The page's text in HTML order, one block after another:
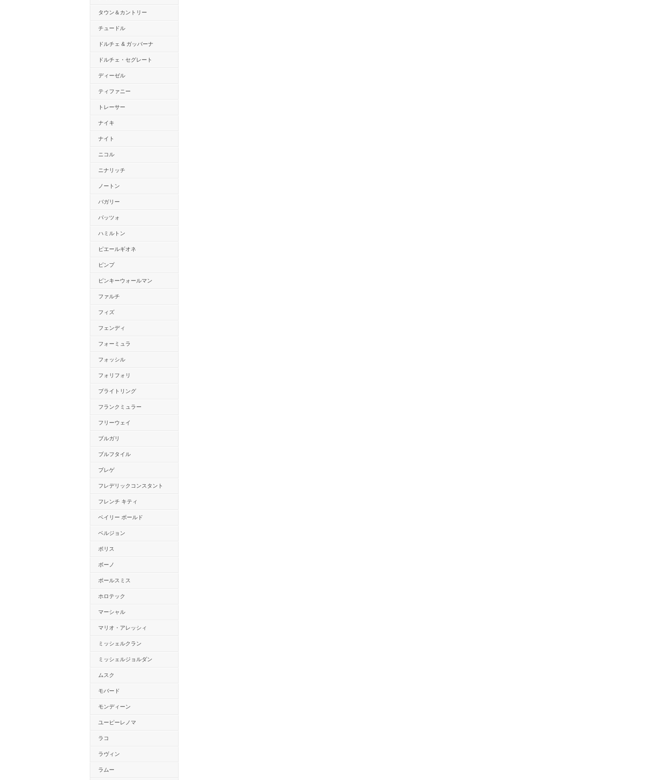
タウン＆カントリー
チュードル
ドルチェ & ガッバーナ
ドルチェ・セグレート
ディーゼル
ティファニー
トレーサー
ナイキ
ナイト
ニコル
ニナリッチ
ノートン
バガリー
パッツォ
ハミルトン
ピエールギオネ
ピンプ
ピンキーウォールマン
ファルチ
フィズ
フェンディ
フォーミュラ
フォッシル
フォリフォリ
ブライトリング
フランクミュラー
フリーウェイ
ブルガリ
ブルフタイル
ブレゲ
フレデリックコンスタント
フレンチ キティ
ベイリー ボールド
ベルジョン
ポリス
ボーノ
ポールスミス
ホロテック
マーシャル
マリオ・アレッシィ
ミッシェルクラン
ミッシェルジョルダン
ムスク
モバード
モンディーン
ユーピーレノマ
ラコ
ラヴィン
ラムー